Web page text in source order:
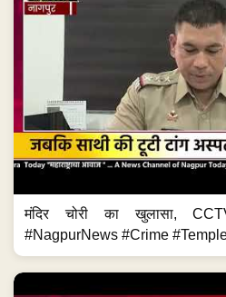
मंदिर चोरी का खुलासा,
#NagpurNews #Crime